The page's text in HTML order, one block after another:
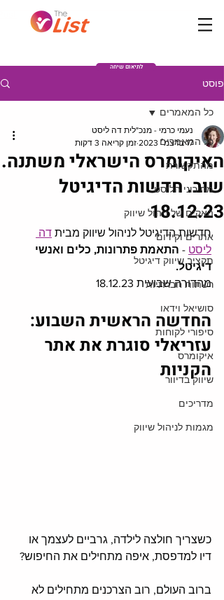
לתיאום שיחה
פוסט
כל המאמרים
מהתקשורת
מחירוני הליסט
האקים של ניהול שיווק
אתרים וקידום
תקציב שיווק דיגיטל
רשתות חברתיות
סושיאל וידאו
סיפורי לקוחות
איקומרס
שיווק בדיוור
מדריכים
מגמות לניהול שיווק
כל המאמרים
האיקומרס הישראלי משתנה.
שוב. חדשות הדיגיטל
18.12.23
נעמי כרמי - מנכ"לית דה ליסט
17 בדצמ׳ 2023
זמן קריאה 3 דקות
חדשות הדיגיטל לניהול שיווק מבית דה
ליסט - התאמת פתרונות, כלים ואנשי
דיגיטל.
מהדורה שבועית 18.12.23
החדשה הראשית השבוע:
עזריאלי סוגרת את אתר
הקניות
כשצריך חולצה לילדה, גרביים לעצמך או
דיו למדפסת, איפה מתחילים את החיפוש?
ברוב העולם, רוב הצרכנים מתחילים לא